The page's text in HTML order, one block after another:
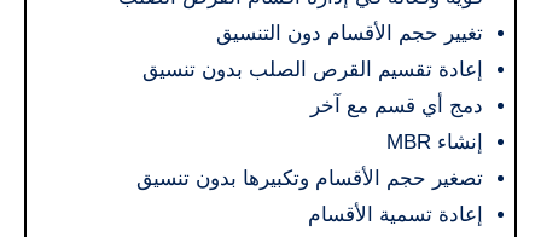
تغيير حجم الأقسام دون التنسيق
إعادة تقسيم القرص الصلب بدون تنسيق
دمج أي قسم مع آخر
إنشاء MBR
تصغير حجم الأقسام وتكبيرها بدون تنسيق
إعادة تسمية الأقسام